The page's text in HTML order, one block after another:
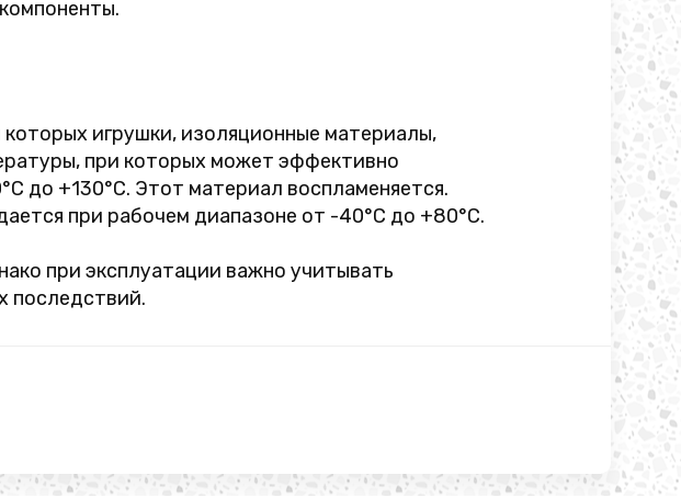
игрушки, изоляционные материалы,
при которых может эффективно
до +130°C. Этот материал воспламеняется.
при рабочем диапазоне от -40°C до +80°C.
при эксплуатации важно учитывать
последствий.